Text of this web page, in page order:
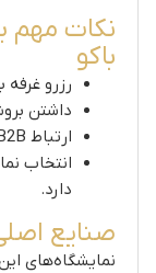
نکات مهم
باکو
رزرو غرفه
داشتن
ارتباط B2B قبل از نمایشگاه بسیار مهم است
انتخاب
دارد.
صنایع
نمایشگاه‌های